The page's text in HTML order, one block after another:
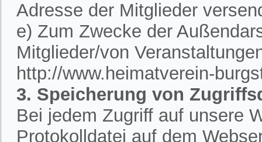
Adresse der Mitglieder
e) Zum Zwecke der
Mitglieder/von
http://www.heimatverein-
3. Speicherung von
Bei jedem Zugriff auf unsere
Protokolldatei auf dem